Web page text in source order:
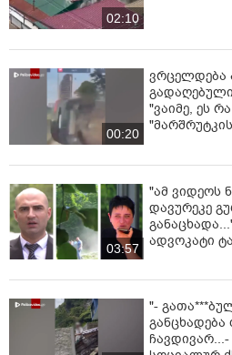
02:10
00:20
ვრცელდება
"ვაიმე, ეს
03:57
"ამ ვიდეოს
დავურეკე
ადვოკატი
"-
ჩავდივარ...-